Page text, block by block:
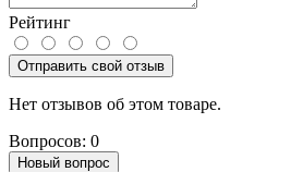
Рейтинг
Отправить свой отзыв
Нет отзывов об этом товаре.
Вопросов: 0
Новый вопрос